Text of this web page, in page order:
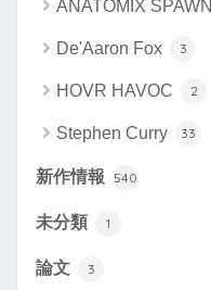
ANATOMIX SPAWN
De'Aaron Fox 3
HOVR HAVOC 2
Stephen Curry 33
新作情報 540
未分類 1
論文 3